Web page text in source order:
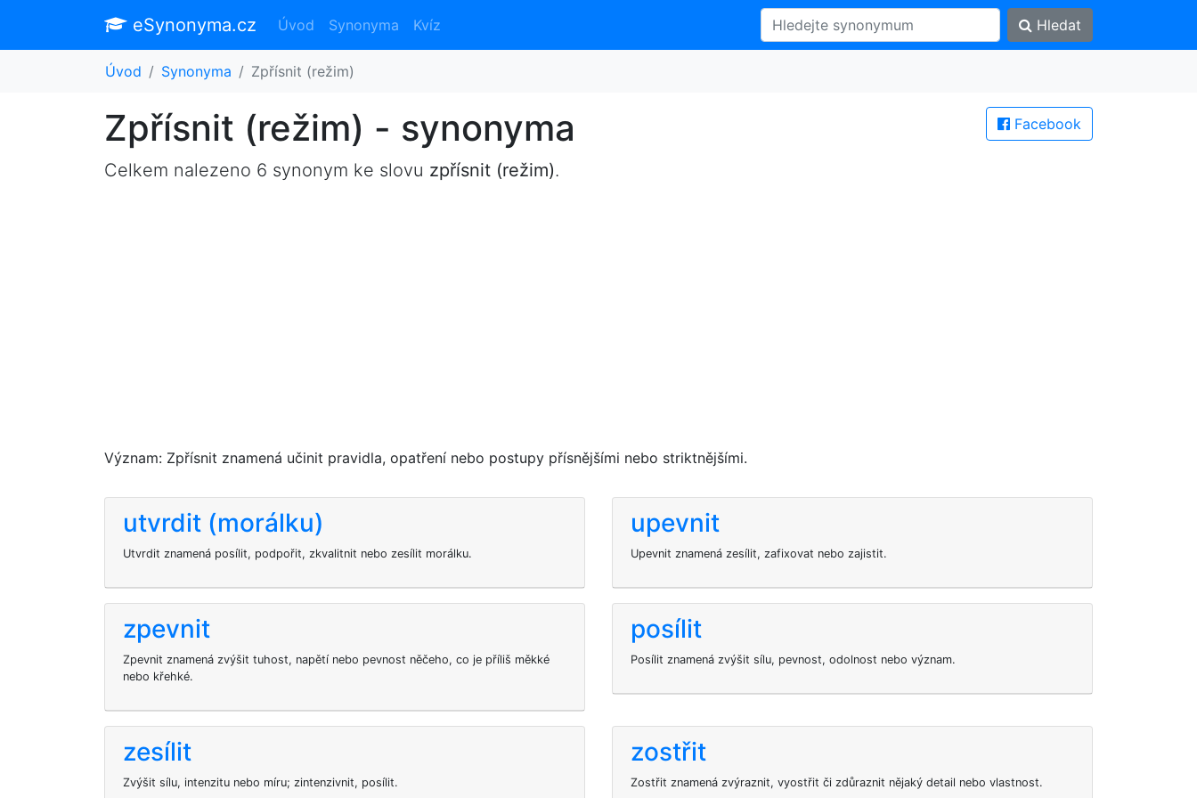
eSynonyma.cz Úvod Synonyma Kvíz Hledat
Úvod Synonyma Zpřísnit (režim)
Facebook
Zpřísnit (režim) - synonyma
Celkem nalezeno 6 synonym ke slovu zpřísnit (režim).
Význam: Zpřísnit znamená učinit pravidla, opatření nebo postupy přísnějšími nebo striktnějšími.
utvrdit (morálku)
Utvrdit znamená posílit, podpořit, zkvalitnit nebo zesílit morálku.
upevnit
Upevnit znamená zesílit, zafixovat nebo zajistit.
zpevnit
Zpevnit znamená zvýšit tuhost, napětí nebo pevnost něčeho, co je příliš měkké
nebo křehké.
posílit
Posílit znamená zvýšit sílu, pevnost, odolnost nebo význam.
zesílit
Zvýšit sílu, intenzitu nebo míru; zintenzivnit, posílit.
zostřit
Zostřit znamená zvýraznit, vyostřit či zdůraznit nějaký detail nebo vlastnost.